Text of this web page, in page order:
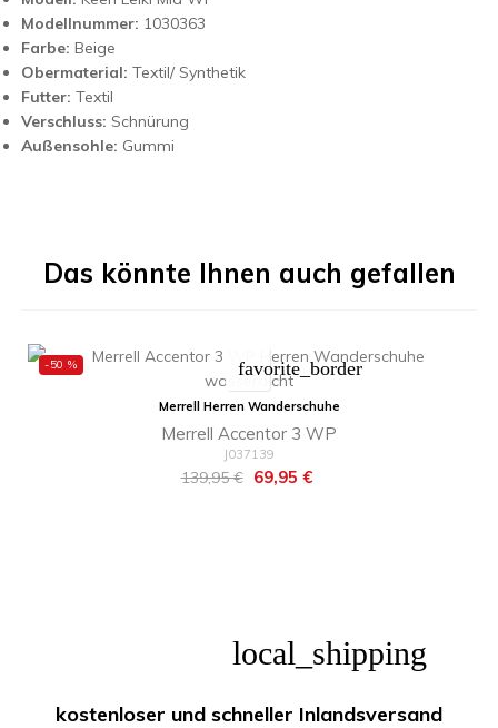
Modellnummer: 1030363
Farbe: Beige
Obermaterial: Textil/ Synthetik
Futter: Textil
Verschluss: Schnürung
Außensohle: Gummi
Das könnte Ihnen auch gefallen
-50 % favorite_border
Merrell Herren Wanderschuhe
Merrell Accentor 3 WP
J037139
Regulärer
139,95 € Preis
69,95 €
local_shipping
kostenloser und schneller Inlandsversand